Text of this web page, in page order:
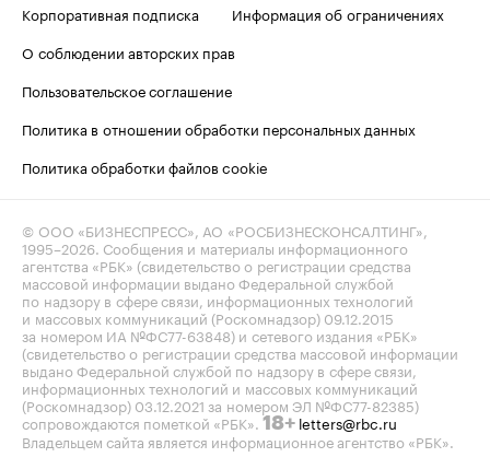
Корпоративная подписка
Информация об ограничениях
О соблюдении авторских прав
Пользовательское соглашение
Политика в отношении обработки персональных данных
Политика обработки файлов cookie
© ООО «БИЗНЕСПРЕСС», АО «РОСБИЗНЕСКОНСАЛТИНГ»,
1995–2026 . Сообщения и материалы информационного
агентства «РБК» (свидетельство о регистрации средства
массовой информации выдано Федеральной службой
по надзору в сфере связи, информационных технологий
и массовых коммуникаций (Роскомнадзор) 09.12.2015
за номером ИА №ФС77-63848) и сетевого издания «РБК»
(свидетельство о регистрации средства массовой информации
выдано Федеральной службой по надзору в сфере связи,
информационных технологий и массовых коммуникаций
(Роскомнадзор) 03.12.2021 за номером ЭЛ №ФС77-82385)
сопровождаются пометкой «РБК». 18+ letters@rbc.ru
Владельцем сайта является информационное агентство «РБК».